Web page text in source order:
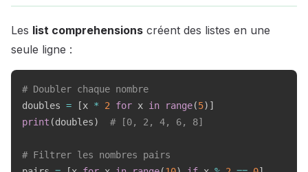
Les list comprehensions créent des listes en une
seule ligne :
# Doubler chaque nombre
doubles = [x * 2 for x in range(5) ]
print (doubles) # [0, 2, 4, 6, 8]
# Filtrer les nombres pairs